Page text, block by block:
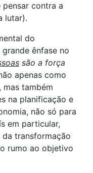
contra a
lutar).
do
ênfase no
são a força
apenas como
mas também
na planificação e
não só para
em particular,
transformação
rumo ao objetivo